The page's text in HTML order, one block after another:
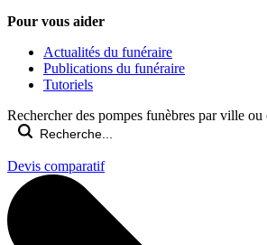
Pour vous aider
Actualités du funéraire
Publications du funéraire
Tutoriels
Rechercher des pompes funèbres par ville ou
Devis comparatif